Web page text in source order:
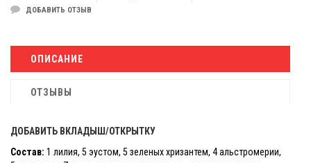
ДОБАВИТЬ ОТЗЫВ
ОПИСАНИЕ
ОТЗЫВЫ
ДОБАВИТЬ ВКЛАДЫШ/ОТКРЫТКУ
Состав: 1 лилия, 5 эустом, 5 зеленых хризантем, 4 альстромерии,